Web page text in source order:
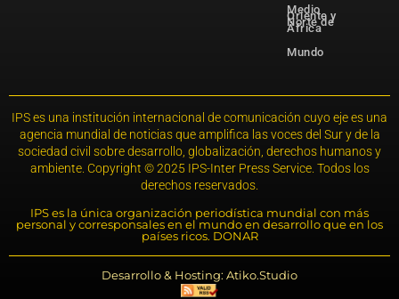
Medio
Oriente y
Norte de
África
Mundo
IPS es una institución internacional de comunicación cuyo eje es una
agencia mundial de noticias que amplifica las voces del Sur y de la
sociedad civil sobre desarrollo, globalización, derechos humanos y
ambiente. Copyright © 2025 IPS-Inter Press Service. Todos los
derechos reservados.
IPS es la única organización periodística mundial con más
personal y corresponsales en el mundo en desarrollo que en los
países ricos. DONAR
Desarrollo & Hosting: Atiko.Studio